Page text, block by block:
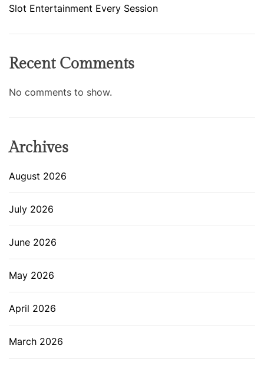
Slot Entertainment Every Session
Recent Comments
No comments to show.
Archives
August 2026
July 2026
June 2026
May 2026
April 2026
March 2026